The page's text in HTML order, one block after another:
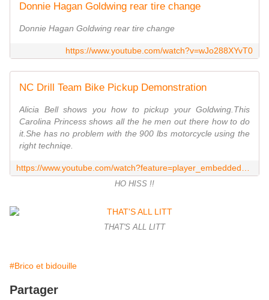
Donnie Hagan Goldwing rear tire change
Donnie Hagan Goldwing rear tire change
https://www.youtube.com/watch?v=wJo288XYvT0
NC Drill Team Bike Pickup Demonstration
Alicia Bell shows you how to pickup your Goldwing.This
Carolina Princess shows all the he men out there how to do
it.She has no problem with the 900 lbs motorcycle using the
right techniqe.
HO HISS !!
THAT'S ALL LITT
#Brico et bidouille
Partager